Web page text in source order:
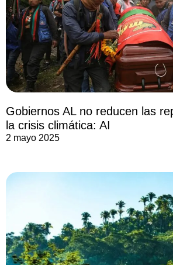
Gobiernos AL no reducen las
la crisis climática: AI
2 mayo 2025